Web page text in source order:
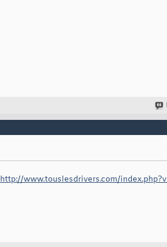
http://www.touslesdrivers.com/